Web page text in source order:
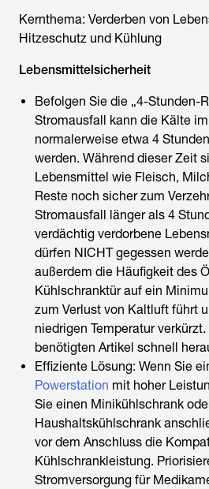
Kernthema: Verderben von
Hitzeschutz und Kühlung
Lebensmittelsicherheit
Befolgen Sie die „4-Stunden-
Stromausfall kann die Kälte
normalerweise etwa 4
werden. Während dieser Zeit
Lebensmittel wie Fleisch,
Reste noch sicher zum
Stromausfall länger als 4
verdächtig verdorbene
dürfen NICHT gegessen
außerdem die Häufigkeit des
Kühlschranktür auf ein
zum Verlust von Kaltluft führt
niedrigen Temperatur
benötigten Artikel schnell
Effiziente Lösung: Wenn Sie
Powerstation mit hoher
Sie einen Minikühlschrank
Haushaltskühlschrank
vor dem Anschluss die
Kühlschrankleistung.
Stromversorgung für